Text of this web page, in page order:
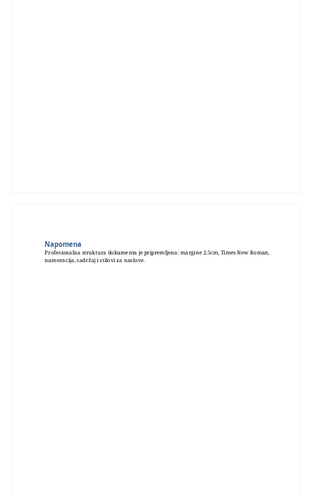
Napomena
Profesionalna struktura dokumenta je pripremljena: margine 2.5cm, Times New Roman,
numeracija, sadržaj i stilovi za naslove.